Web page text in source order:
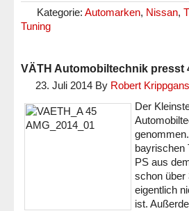
Kategorie: Automarken, Nissan,
Tuning
VÄTH Automobiltechnik presst
23. Juli 2014 By Robert Krippgans
Der
bayrischen
PS aus
schon über
eigentlich
ist.